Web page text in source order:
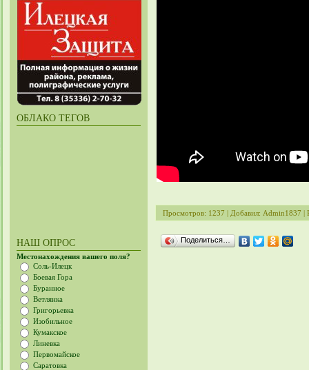
ОБЛАКО ТЕГОВ
НАШ ОПРОС
Местонахождения вашего поля?
Соль-Илецк
Боевая Гора
Буранное
Ветлянка
Григорьевка
Изобильное
Кумакское
Линевка
Первомайское
Саратовка
Просмотров: 1237 | Добавил: Admin1837 |
Поделиться…